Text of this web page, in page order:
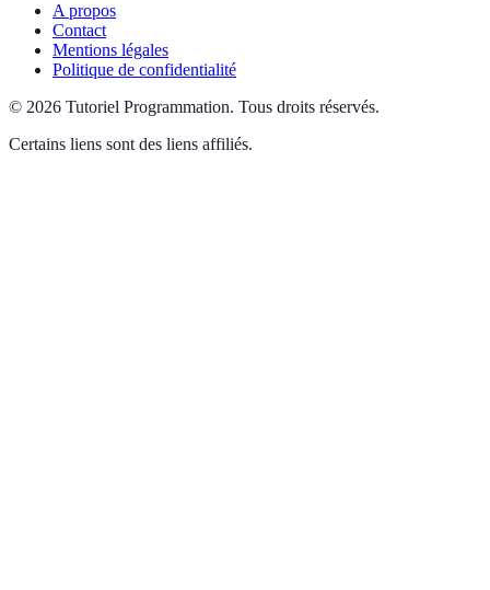
A propos
Contact
Mentions légales
Politique de confidentialité
© 2026 Tutoriel Programmation. Tous droits réservés.
Certains liens sont des liens affiliés.